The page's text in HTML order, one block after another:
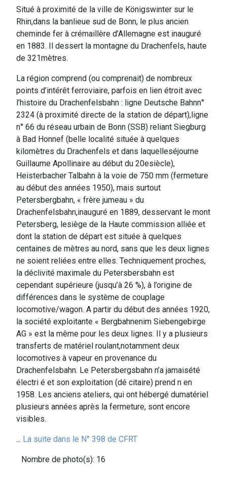
Situé à proximité de la ville de Königswinter sur le
Rhin,dans la banlieue sud de Bonn, le plus ancien
cheminde fer à crémaillère d’Allemagne est inauguré
en 1883. Il dessert la montagne du Drachenfels, haute
de 321mètres.
La région comprend (ou comprenait) de nombreux
points d’intérêt ferroviaire, parfois en lien étroit avec
l’histoire du Drachenfelsbahn : ligne Deutsche Bahnn°
2324 (à proximité directe de la station de départ),ligne
n° 66 du réseau urbain de Bonn (SSB) reliant Siegburg
à Bad Honnef (belle localité située à quelques
kilomètres du Drachenfels et dans laquelleséjourne
Guillaume Apollinaire au début du 20esiècle),
Heisterbacher Talbahn à la voie de 750 mm (fermeture
au début des années 1950), mais surtout
Petersbergbahn, « frère jumeau » du
Drachenfelsbahn,inauguré en 1889, desservant le mont
Petersberg, lesiège de la Haute commission alliée et
dont la station de départ est située à quelques
centaines de mètres au nord, sans que les deux lignes
ne soient reliées entre elles. Techniquement proches,
la déclivité maximale du Petersbersbahn est
cependant supérieure (jusqu’à 26 %), à l’origine de
différences dans le système de couplage
locomotive/wagon. A partir du début des années 1920,
la société exploitante « Bergbahnenim Siebengebirge
AG » est la même pour les deux lignes. Il y a plusieurs
transferts de matériel roulant,notamment deux
locomotives à vapeur en provenance du
Drachenfelsbahn. Le Petersbergsbahn n’a jamaisété
électri é et son exploitation (dé citaire) prend n en
1958. Les anciens ateliers, qui ont hébergé dumatériel
plusieurs années après la fermeture, sont encore
visibles.
... La suite dans le N° 398 de CFRT
Nombre de photo(s): 16